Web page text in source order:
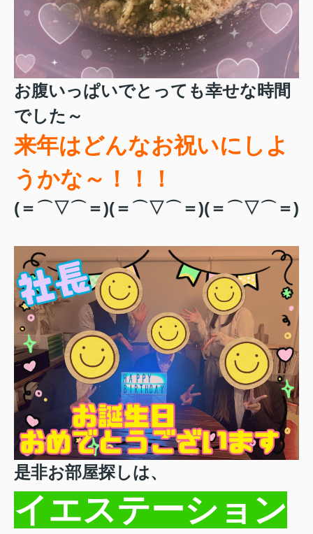
お腹いっぱいでとっても幸せな時間
でした～
来年はどんなお祝いにしよ
うかな～！！！
(＝⌒▽⌒＝)(＝⌒▽⌒＝)(＝⌒▽⌒＝)
是非お部屋探しは、
イエステーション